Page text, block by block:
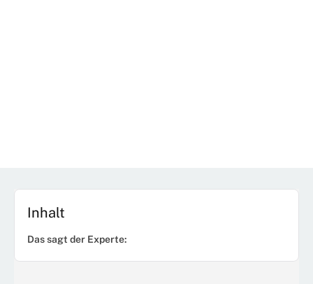
Inhalt
Das sagt der Experte: